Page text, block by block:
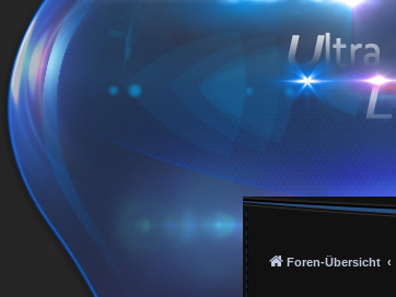
Foren-Übersicht